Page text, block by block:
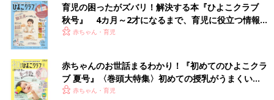
出典：Instagramアカウント「mii___rya」
mii___ryaさんがゲットしたのは、モデル「田中里奈」さんとのコ
ラボカーディガン。えりつきの透かし編みデザインが上品で、と
っても可愛いですよね♪ インナーをチェンジすれば、春から初夏
まで使えそう◎
育児の困ったがズバリ！解決する本『ひよこクラブ
秋号』 4カ月～2才になるまで、育児に役立つ情報が
いっぱい！
赤ちゃん・育児
赤ちゃんのお世話まるわかり！『初めてのひよこクラ
ブ 夏号』〈巻頭大特集〉初めての授乳がうまくい
く！ おっぱい・ミルクの基本と夏のトラブル 解決テ
赤ちゃん・育児